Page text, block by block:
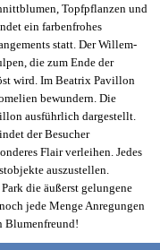
Topfpflanzen und
ein farbenfrohes
statt. Der Willem-
die zum Ende der
wird. Im Beatrix Pavillon
bewundern. Die
ausführlich dargestellt.
der Besucher
Flair verleihen. Jedes
auszustellen.
die äußerst gelungene
jede Menge Anregungen
Blumenfreund!